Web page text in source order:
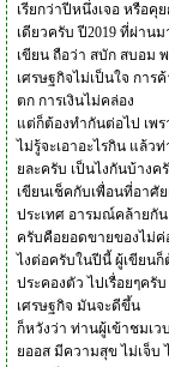
เรียกว่าปีหนึ่งเจอ หรือคุ
เดียวครับ ปี2019 ที่ผ่าน
เขียน ถือว่า สบัก สบอม
เศรษฐกิจไม่เป็นใจ การ
ตก การเงินไม่คล่อง
แต่ก็ต้องทำกันต่อไป เพร
ไม่รู้จะเอาอะไรกิน แล้ว
ยละครับ เป็นไงกันบ้างค
เขียนเช็คกับเพื่อนที่อาศั
ประเทศ อารมณ์คล้ายกัน
ครับคือยอดขายของไม่ค่
ไงต่อครับในปีนี้ ผู้เขียนก็
ประคองตัว ไปเรื่อยๆครั
เศรษฐกิจ มันจะดีขึ้น
ก็หวังว่า ท่านผู้เข้าชมเว
ยออส มีความสุข ไม่เจ็บ